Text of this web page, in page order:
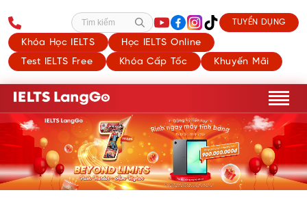
Khóa Học IELTS
Học IELTS Online
Test IELTS Free
Khóa Cấp Tốc Khuyến Mãi
Tìm kiếm TUYỂN DỤNG